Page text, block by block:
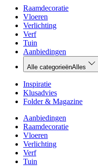
Raamdecoratie
Vloeren
Verlichting
Verf
Tuin
Aanbiedingen
Alle categorieënAlles
Inspiratie
Klusadvies
Folder & Magazine
Aanbiedingen
Raamdecoratie
Vloeren
Verlichting
Verf
Tuin